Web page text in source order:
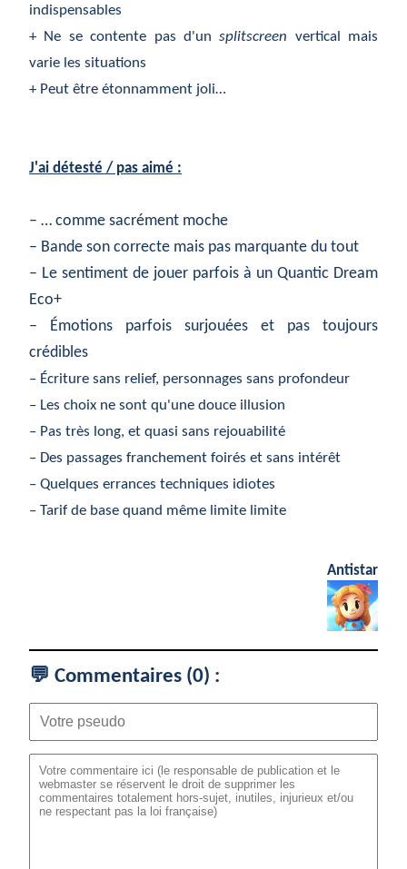
indispensables
+ Ne se contente pas d'unsplitscreen vertical mais
varie les situations
+ Peut être étonnamment joli…
J'ai détesté / pas aimé :
– … comme sacrément moche
– Bande son correcte mais pas marquante du tout
– Le sentiment de jouer parfois à un Quantic Dream
Eco+
– Émotions parfois surjouées et pas toujours
crédibles
– Écriture sans relief, personnages sans profondeur
– Les choix ne sont qu'une douce illusion
– Pas très long, et quasi sans rejouabilité
– Des passages franchement foirés et sans intérêt
– Quelques errances techniques idiotes
– Tarif de base quand même limite limite
Antistar
💬 Commentaires (0) :